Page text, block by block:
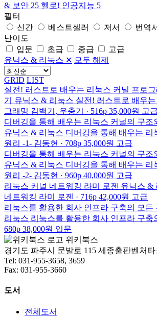
& 보안 25 헬로! 인공지능 5
필터
신간
베스트셀러 저서 번역
난이도
입문
초급 중급
고급
유닉스 & 리눅스 ✕ 모두 해제
GRID LIST
실전! 러스트로 배우는 리눅스 커널 프로그
기
유닉스 & 리눅스 실전! 러스트로 배우
그래밍 김백기, 우충기 · 516p 35,000원 고급
디버깅을 통해 배우는 리눅스 커널의 구조
유닉스 & 리눅스 디버깅을 통해 배우는 리
원리 -1- 김동현 · 708p 35,000원 고급
디버깅을 통해 배우는 리눅스 커널의 구조
유닉스 & 리눅스 디버깅을 통해 배우는 리
원리 -2- 김동현 · 960p 40,000원 고급
리눅스 커널 네트워킹 라미 로젠 유닉스 &
네트워킹 라미 로젠 · 716p 42,000원 고급
리눅스를 활용한 회사 인프라 구축의 모든
리눅스 리눅스를 활용한 회사 인프라 구축
680p 38,000원 입문
위키북스
경기도 파주시 문발로 115 세종출판벤처
Tel: 031-955-3658, 3659
Fax: 031-955-3660
도서
전체도서